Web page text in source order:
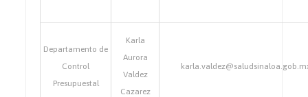
Departamento de
Control
Presupuestal
Karla
Aurora
Valdez
Cazarez